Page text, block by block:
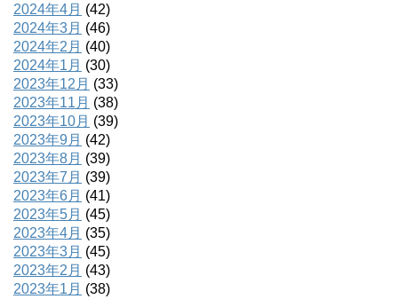
2024年4月 (42)
2024年3月 (46)
2024年2月 (40)
2024年1月 (30)
2023年12月 (33)
2023年11月 (38)
2023年10月 (39)
2023年9月 (42)
2023年8月 (39)
2023年7月 (39)
2023年6月 (41)
2023年5月 (45)
2023年4月 (35)
2023年3月 (45)
2023年2月 (43)
2023年1月 (38)